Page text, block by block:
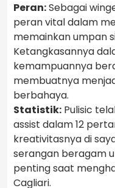
Peran:Sebagai
peran vital dalam
memainkan umpan
Ketangkasannya
kemampuannya
membuatnya
berbahaya.
Statistik: Pulisic
assist dalam 12
kreativitasnya di
serangan beragam
penting saat
Cagliari.